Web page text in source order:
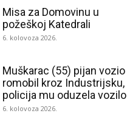
Misa za Domovinu u
požeškoj Katedrali
6. kolovoza 2026.
Muškarac (55) pijan vozio
romobil kroz Industrijsku,
policija mu oduzela vozilo
6. kolovoza 2026.